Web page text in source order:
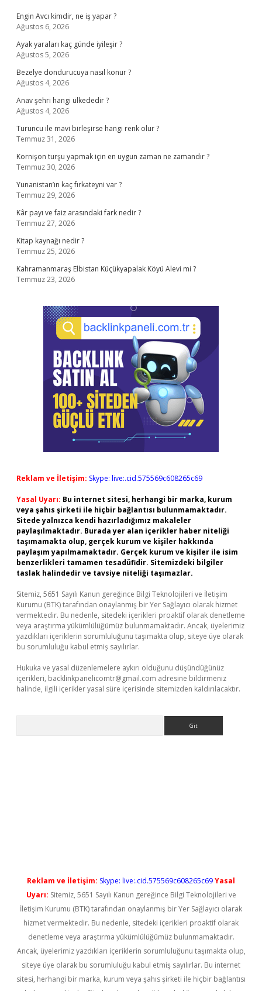
Engin Avcı kimdir, ne iş yapar ?
Ağustos 6, 2026
Ayak yaraları kaç günde iyileşir ?
Ağustos 5, 2026
Bezelye dondurucuya nasıl konur ?
Ağustos 4, 2026
Anav şehri hangi ülkededir ?
Ağustos 4, 2026
Turuncu ile mavi birleşirse hangi renk olur ?
Temmuz 31, 2026
Kornişon turşu yapmak için en uygun zaman ne zamandır ?
Temmuz 30, 2026
Yunanistan’ın kaç fırkateyni var ?
Temmuz 29, 2026
Kâr payı ve faiz arasındaki fark nedir ?
Temmuz 27, 2026
Kitap kaynağı nedir ?
Temmuz 25, 2026
Kahramanmaraş Elbistan Küçükyapalak Köyü Alevi mi ?
Temmuz 23, 2026
Reklam ve İletişim: Skype: live:.cid.575569c608265c69
Yasal Uyarı: Bu internet sitesi, herhangi bir marka, kurum
veya şahıs şirketi ile hiçbir bağlantısı bulunmamaktadır.
Sitede yalnızca kendi hazırladığımız makaleler
paylaşılmaktadır. Burada yer alan içerikler haber niteliği
taşımamakta olup, gerçek kurum ve kişiler hakkında
paylaşım yapılmamaktadır. Gerçek kurum ve kişiler ile isim
benzerlikleri tamamen tesadüfidir. Sitemizdeki bilgiler
taslak halindedir ve tavsiye niteliği taşımazlar.
Sitemiz, 5651 Sayılı Kanun gereğince Bilgi Teknolojileri ve İletişim
Kurumu (BTK) tarafından onaylanmış bir Yer Sağlayıcı olarak hizmet
vermektedir. Bu nedenle, sitedeki içerikleri proaktif olarak denetleme
veya araştırma yükümlülüğümüz bulunmamaktadır. Ancak, üyelerimiz
yazdıkları içeriklerin sorumluluğunu taşımakta olup, siteye üye olarak
bu sorumluluğu kabul etmiş sayılırlar.
Hukuka ve yasal düzenlemelere aykırı olduğunu düşündüğünüz
içerikleri, backlinkpanelicomtr@gmail.com adresine bildirmeniz
halinde, ilgili içerikler yasal süre içerisinde sitemizden kaldırılacaktır.
Reklam ve İletişim: Skype: live:.cid.575569c608265c69Yasal
Uyarı: Sitemiz, 5651 Sayılı Kanun gereğince Bilgi Teknolojileri ve
İletişim Kurumu (BTK) tarafından onaylanmış bir Yer Sağlayıcı olarak
hizmet vermektedir. Bu nedenle, sitedeki içerikleri proaktif olarak
denetleme veya araştırma yükümlülüğümüz bulunmamaktadır.
Ancak, üyelerimiz yazdıkları içeriklerin sorumluluğunu taşımakta olup,
siteye üye olarak bu sorumluluğu kabul etmiş sayılırlar. Bu internet
sitesi, herhangi bir marka, kurum veya şahıs şirketi ile hiçbir bağlantısı